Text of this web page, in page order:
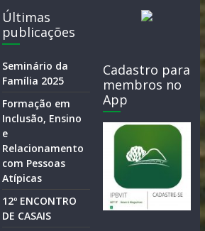
Últimas
publicações
Seminário da
Família 2025
Formação em
Inclusão, Ensino
e
Relacionamento
com Pessoas
Atípicas
12º ENCONTRO
DE CASAIS
Cadastro para
membros no
App